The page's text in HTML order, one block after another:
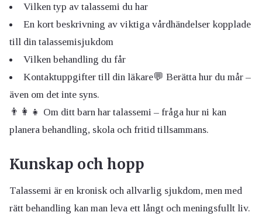
Vilken typ av talassemi du har
En kort beskrivning av viktiga vårdhändelser kopplade
till din talassemisjukdom
Vilken behandling du får
Kontaktuppgifter till din läkare💬 Berätta hur du mår –
även om det inte syns.
👨‍👩‍👧 Om ditt barn har talassemi – fråga hur ni kan
planera behandling, skola och fritid tillsammans.
Kunskap och hopp
Talassemi är en kronisk och allvarlig sjukdom, men med
rätt behandling kan man leva ett långt och meningsfullt liv.